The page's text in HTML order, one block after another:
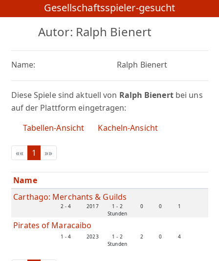
Gesellschaftsspieler-gesucht
Autor: Ralph Bienert
Name: Ralph Bienert
Diese Spiele sind aktuell von Ralph Bienertbei uns
auf der Plattform eingetragen:
Tabellen-Ansicht
Kacheln-Ansicht
«« 1 »»
Name
Carthago: Merchants & Guilds
2 - 4 2017
1 - 2
Stunden
0 0 1
Pirates of Maracaibo
1 - 4 2023
1 - 2
Stunden
2 0 4